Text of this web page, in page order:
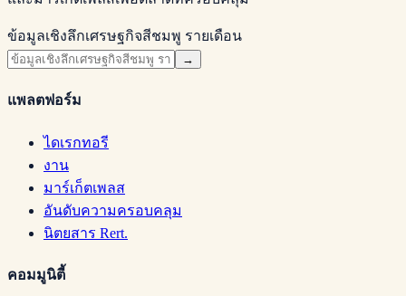
ข้อมูลเชิงลึกเศรษฐกิจสีชมพู รายเดือน
→
แพลตฟอร์ม
ไดเรกทอรี
งาน
มาร์เก็ตเพลส
อันดับความครอบคลุม
นิตยสาร Rert.
คอมมูนิตี้